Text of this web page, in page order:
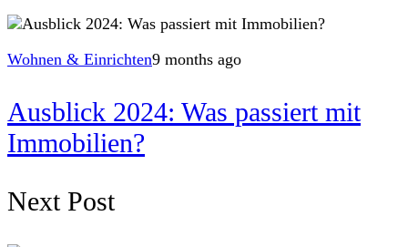
Wohnen & Einrichten9 months ago
Ausblick 2024: Was passiert mit
Immobilien?
Next Post